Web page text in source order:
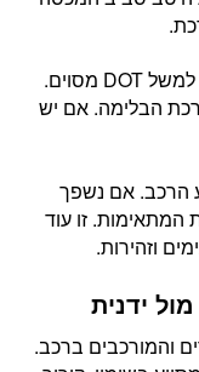
נוזל בלמים חייב להתאים לדרישת היצרן, למשל DOT מסוים.
הבלימה. אם יש
הרכב. אם נשפך
המתאימות. זו עוד
וזהירות.
ידנית
והמורכבים ברכב.